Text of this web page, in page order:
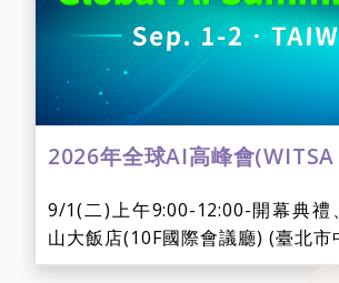
9/1(二)上午9:00-12:00-開幕典禮
山大飯店(10F國際會議廳) (臺北市
號)時間議程主講人09:00-09:30報